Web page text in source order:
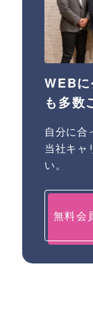
WEB
も多数
自分に合
当社キャ
い。
無料会